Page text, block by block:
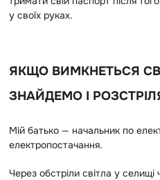
у своїх руках.
ЯКЩО ВИМКНЕТЬСЯ
ЗНАЙДЕМО І
Мій батько — начальник по
електропостачання.
Через обстріли світла у селищі